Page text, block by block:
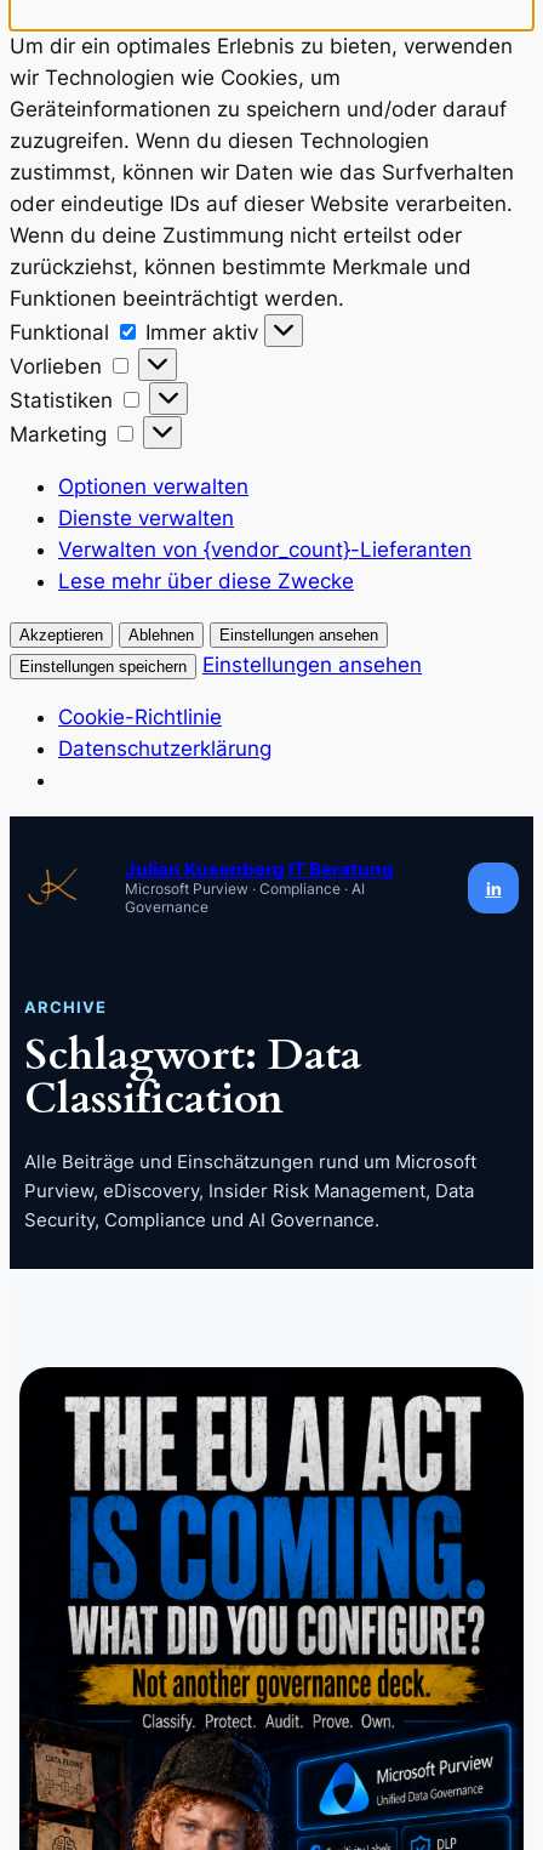
Um dir ein optimales Erlebnis zu bieten, verwenden
wir Technologien wie Cookies, um
Geräteinformationen zu speichern und/oder darauf
zuzugreifen. Wenn du diesen Technologien
zustimmst, können wir Daten wie das Surfverhalten
oder eindeutige IDs auf dieser Website verarbeiten.
Wenn du deine Zustimmung nicht erteilst oder
zurückziehst, können bestimmte Merkmale und
Funktionen beeinträchtigt werden.
Funktional
Funktional
Immer aktiv
Vorlieben
Vorlieben
Statistiken
Statistiken
Marketing
Marketing
Optionen verwalten
Dienste verwalten
Verwalten von {vendor_count}-Lieferanten
Lese mehr über diese Zwecke
Akzeptieren Ablehnen
Einstellungen ansehen
Einstellungen speichern
Einstellungen ansehen
Cookie-Richtlinie
Datenschutzerklärung
springen
Julian Kusenberg IT Beratung
Microsoft Purview · Compliance · AI
Governance
in
ARCHIVE
Schlagwort: Data
Classification
Alle Beiträge und Einschätzungen rund um Microsoft
Purview, eDiscovery, Insider Risk Management, Data
Security, Compliance und AI Governance.